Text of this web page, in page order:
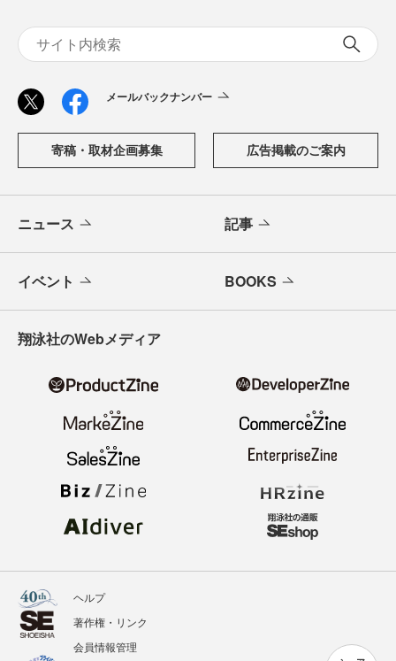
メールバックナンバー
寄稿・取材企画募集 広告掲載のご案内
ニュース 記事
イベント BOOKS
翔泳社のWebメディア
ヘルプ
著作権・リンク
会員情報管理